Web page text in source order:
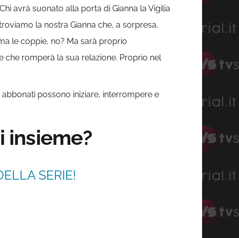
avrà suonato alla porta di Gianna la Vigilia
la nostra Gianna che, a sorpresa,
le coppie, no? Ma sarà proprio
romperà la sua relazione. Proprio nel
abbonati possono iniziare, interrompere e
insieme?
SERIE!